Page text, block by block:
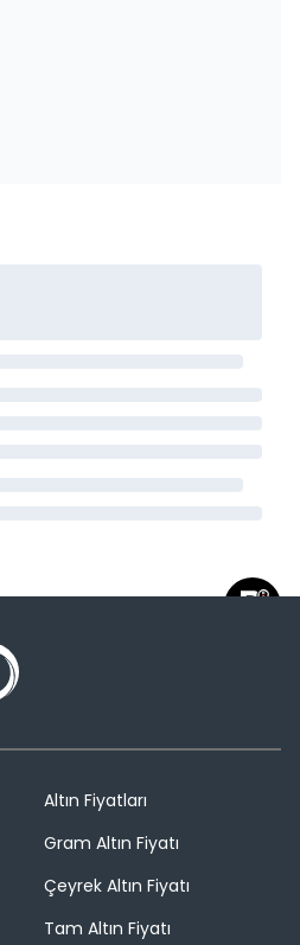
Altın Fiyatları
Gram Altın Fiyatı
Çeyrek Altın Fiyatı
Tam Altın Fiyatı